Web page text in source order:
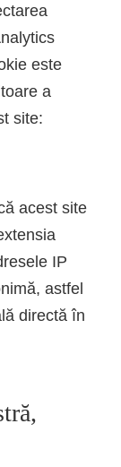
este
a
site:
acest site
IP
astfel
directă în